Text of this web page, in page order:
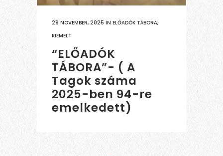
29 NOVEMBER, 2025 IN ELŐADÓK TÁBORA,
KIEMELT
“ELŐADÓK
TÁBORA”- ( A
Tagok száma
2025-ben 94-re
emelkedett)